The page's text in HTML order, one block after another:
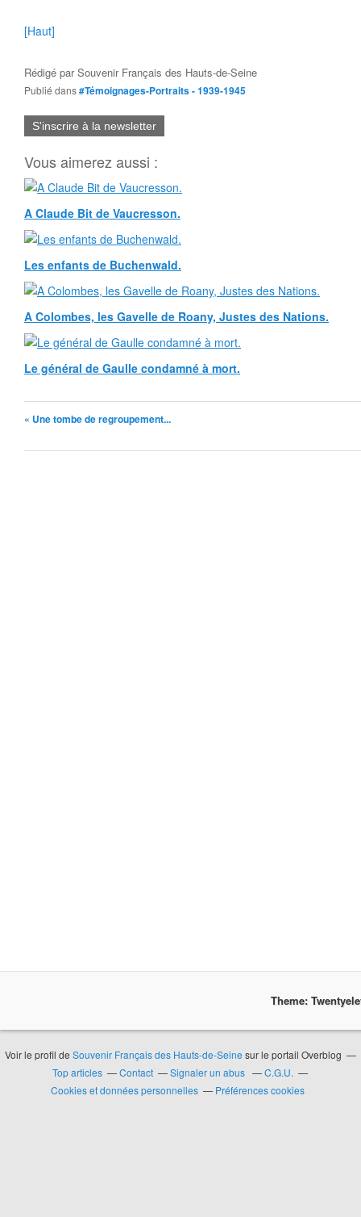
[Haut]
Rédigé parSouvenir Français des Hauts-de-Seine
Publié dans#Témoignages-Portraits - 1939-1945
S'inscrire à la newsletter
Vous aimerez aussi :
A Claude Bit de Vaucresson.
Les enfants de Buchenwald.
A Colombes, les Gavelle de Roany, Justes des Nations.
Le général de Gaulle condamné à mort.
« Une tombe de regroupement...
Theme:
Voir le profil de Souvenir Français des Hauts-de-Seine sur le portail Overblog
Top articles
Contact Signaler un abus
C.G.U.
Cookies et données personnelles
Préférences cookies